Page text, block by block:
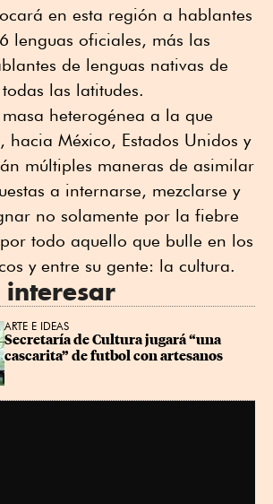
en esta región a hablantes
lenguas oficiales, más las
de lenguas nativas de
las latitudes.
heterogénea a la que
hacia México, Estados Unidos y
múltiples maneras de asimilar
a internarse, mezclarse y
no solamente por la fiebre
todo aquello que bulle en los
y entre su gente: la cultura.
interesar
ARTE E IDEAS
Secretaría de Cultura jugará “una
cascarita” de futbol con artesanos